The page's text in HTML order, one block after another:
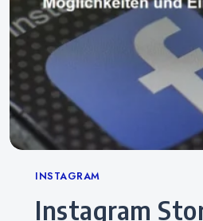
Categories
INSTAGRAM
Instagram Story Viewer